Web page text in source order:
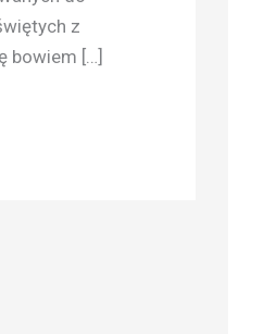
z
bowiem […]